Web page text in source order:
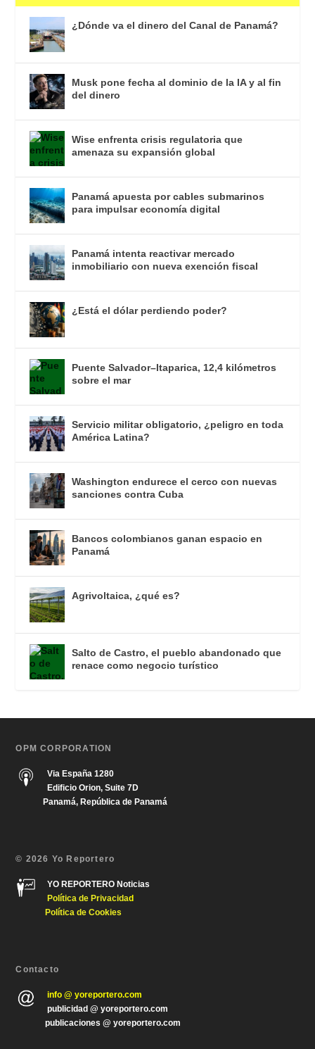
¿Dónde va el dinero del Canal de Panamá?
Musk pone fecha al dominio de la IA y al fin
del dinero
Wise enfrenta crisis regulatoria que
amenaza su expansión global
Panamá apuesta por cables submarinos
para impulsar economía digital
Panamá intenta reactivar mercado
inmobiliario con nueva exención fiscal
¿Está el dólar perdiendo poder?
Puente Salvador–Itaparica, 12,4 kilómetros
sobre el mar
Servicio militar obligatorio, ¿peligro en toda
América Latina?
Washington endurece el cerco con nuevas
sanciones contra Cuba
Bancos colombianos ganan espacio en
Panamá
Agrivoltaica, ¿qué es?
Salto de Castro, el pueblo abandonado que
renace como negocio turístico
OPM CORPORATION
Via España 1280
Edificio Orion, Suite 7D
Panamá, República de Panamá
© 2026 Yo Reportero
YO REPORTERO Noticias
Política de Privacidad
Política de Cookies
Contacto
info @ yoreportero.com
publicidad @ yoreportero.com
publicaciones @ yoreportero.com